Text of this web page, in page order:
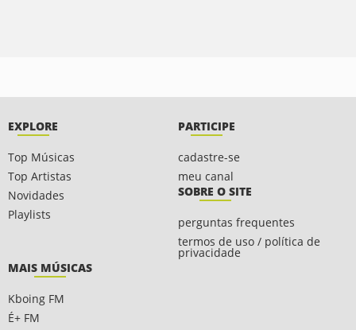
EXPLORE
Top Músicas
Top Artistas
Novidades
Playlists
PARTICIPE
cadastre-se
meu canal
SOBRE O SITE
perguntas frequentes
termos de uso / política de
privacidade
MAIS MÚSICAS
Kboing FM
É+ FM